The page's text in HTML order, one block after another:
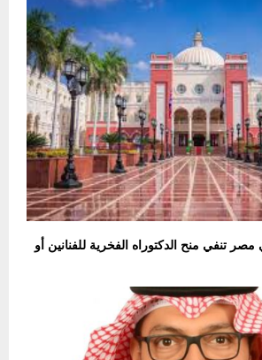
مصر تنفي منح الدكتوراه الفخرية للفنانين أو